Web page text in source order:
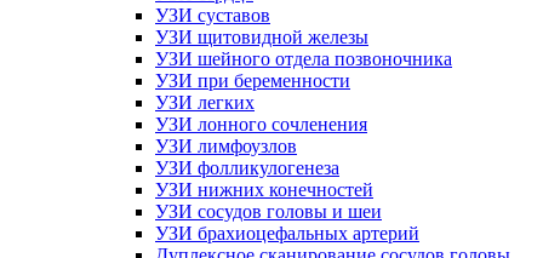
УЗИ суставов
УЗИ щитовидной железы
УЗИ шейного отдела позвоночника
УЗИ при беременности
УЗИ легких
УЗИ лонного сочленения
УЗИ лимфоузлов
УЗИ фолликулогенеза
УЗИ нижних конечностей
УЗИ сосудов головы и шеи
УЗИ брахиоцефальных артерий